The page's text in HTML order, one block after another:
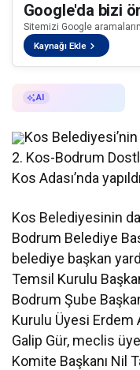
Google'da bizi
Sitemizi Google
Kaynağı Ekle
AI
Kos
2. Kos-Bodrum
Kos Adası’nda
Kos Belediyesinin
Bodrum Belediye
belediye başkan
Temsil Kurulu
Bodrum Şube
Kurulu Üyesi Erdem
Galip Gür, meclis
Komite Başkanı Nil